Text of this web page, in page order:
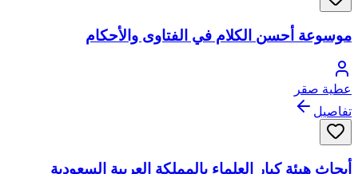
موسوعة أحسن الكلام في الفتاوى والأحكام
عطية صقر
تفاصيل
أبحاث هيئة كبار العلماء بالمملكة العربية السعودية